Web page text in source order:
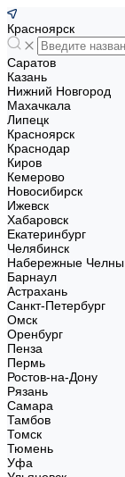
Красноярск
Саратов
Казань
Нижний Новгород
Махачкала
Липецк
Красноярск
Краснодар
Киров
Кемерово
Новосибирск
Ижевск
Хабаровск
Екатеринбург
Челябинск
Набережные Челны
Барнаул
Астрахань
Санкт-Петербург
Омск
Оренбург
Пенза
Пермь
Ростов-на-Дону
Рязань
Самара
Тамбов
Томск
Тюмень
Уфа